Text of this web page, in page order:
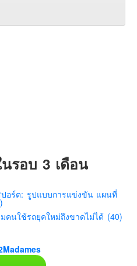
รอบ 3 เดือน
อร์ต: รูปแบบการแข่งขัน แผนที่
คนใช้รถยุคใหม่ถึงขาดไม่ได้ (40)